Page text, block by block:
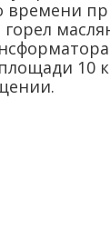
времени
горел
10